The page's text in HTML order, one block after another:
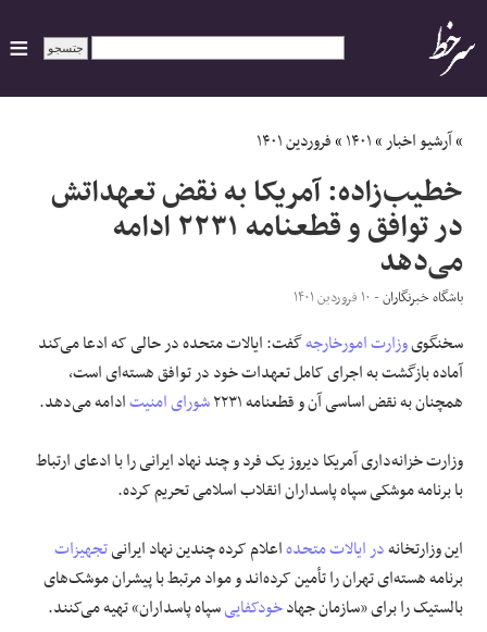
ایران
سیاسی
اقتصاد
ورزشی
جهان
اجتماعی
حوادث
فرهنگی و هنری
»آرشیو اخبار»۱۴۰۱»فروردین ۱۴۰۱
خطیب‌زاده: آمریکا به نقض تعهداتش
در توافق و قطعنامه ۲۲۳۱ ادامه
می‌دهد
باشگاه خبرنگاران- ۱۰ فروردین ۱۴۰۱
سخنگویوزارت امورخارجهگفت: ایالات متحده در حالی که ادعا می‌کند
آماده بازگشت به اجرای کامل تعهدات خود در توافق هسته‌ای است،
همچنان به نقض اساسی آن و قطعنامه ۲۲۳۱
شورای امنیتادامه می‌دهد.
وزارت خزانه‌داری آمریکا دیروز یک فرد و چند نهاد ایرانی را با ادعای ارتباط
با برنامه موشکی سپاه پاسداران انقلاب اسلامی تحریم کرده.
این وزارتخانهدر ایالات متحدهاعلام کرده چندین نهاد ایرانیتجهیزات
برنامه هسته‌ای تهران را تأمین کرد‌ه‌اند و مواد مرتبط با پیشران موشک‌های
بالستیک را برای «سازمان جهادخودکفاییسپاه پاسداران» تهیه می‌کنند.